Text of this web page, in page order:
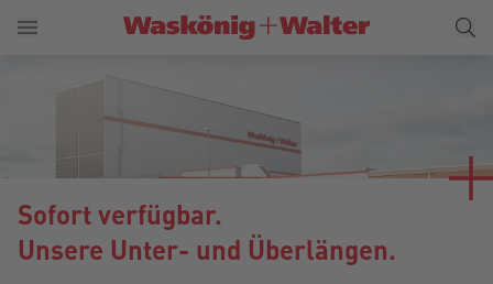
Sofort verfügbar.
Unsere Unter- und Überlängen.